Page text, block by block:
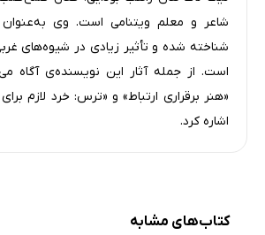
شاعر و معلم ویتنامی است. وی
شناخته شده و تأثیر زیادی در شیوه‌های
است. از جمله آثار این نویسنده‌ی آگاه
«هنر برقراری ارتباط» و «ترس: خرد لازم
اشاره کرد.
کتاب‌های مشابه